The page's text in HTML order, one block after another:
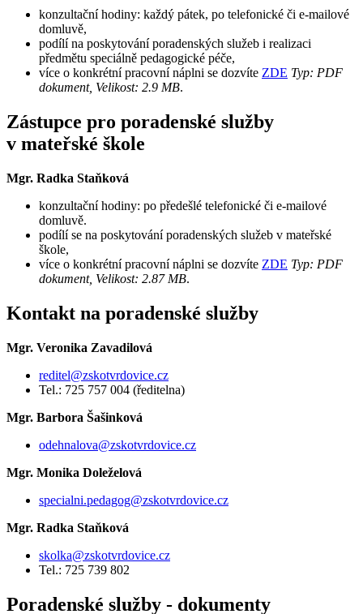
konzultační hodiny: každý pátek, po telefonické či e-mailové
domluvě,
podílí na poskytování poradenských služeb i realizaci
předmětu speciálně pedagogické péče,
více o konkrétní pracovní náplni se dozvíte ZDE Typ: PDF
dokument, Velikost: 2.9 MB.
Zástupce pro poradenské služby
v mateřské škole
Mgr. Radka Staňková
konzultační hodiny: po předešlé telefonické či e-mailové
domluvě.
podílí se na poskytování poradenských služeb v mateřské
škole,
více o konkrétní pracovní náplni se dozvíte ZDE Typ: PDF
dokument, Velikost: 2.87 MB.
Kontakt na poradenské služby
Mgr. Veronika Zavadilová
reditel@zskotvrdovice.cz
Tel.: 725 757 004 (ředitelna)
Mgr. Barbora Šašinková
odehnalova@zskotvrdovice.cz
Mgr. Monika Doleželová
specialni.pedagog@zskotvrdovice.cz
Mgr. Radka Staňková
skolka@zskotvrdovice.cz
Tel.: 725 739 802
Poradenské služby - dokumenty